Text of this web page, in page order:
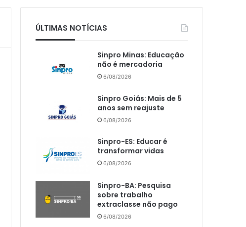
ÚLTIMAS NOTÍCIAS
Sinpro Minas: Educação
não é mercadoria
6/08/2026
Sinpro Goiás: Mais de 5
anos sem reajuste
6/08/2026
Sinpro-ES: Educar é
transformar vidas
6/08/2026
Sinpro-BA: Pesquisa
sobre trabalho
extraclasse não pago
6/08/2026